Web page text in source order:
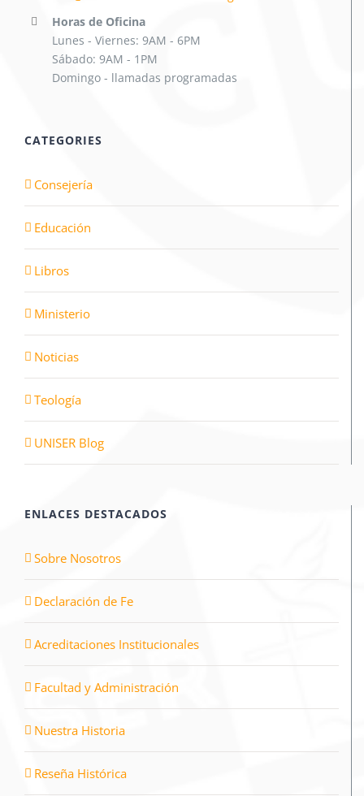
Horas de Oficina
Lunes - Viernes: 9AM - 6PM
Sábado: 9AM - 1PM
Domingo - llamadas programadas
CATEGORIES
Consejería
Educación
Libros
Ministerio
Noticias
Teología
UNISER Blog
ENLACES DESTACADOS
Sobre Nosotros
Declaración de Fe
Acreditaciones Institucionales
Facultad y Administración
Nuestra Historia
Reseña Histórica